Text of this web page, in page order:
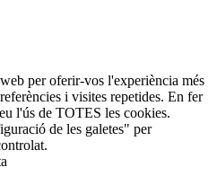
per oferir-vos l'experiència més
i visites repetides. En fer
l'ús de TOTES les cookies.
de les galetes" per